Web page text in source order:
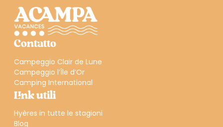
Contatto
Campeggio Clair de Lune
Campeggio l’Île d’Or
Camping International
Link utili
Hyères in tutte le stagioni
Blog